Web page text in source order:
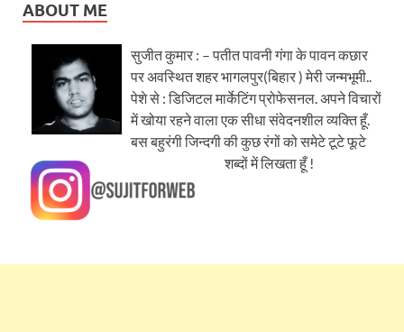
ABOUT ME
सुजीत कुमार : – पतीत पावनी गंगा के पावन कछार
पर अवस्थित शहर भागलपुर(बिहार ) मेरी जन्मभूमी..
पेशे से : डिजिटल मार्केटिंग प्रोफेसनल. अपने विचारों
में खोया रहने वाला एक सीधा संवेदनशील व्यक्ति हूँ.
बस बहुरंगी जिन्दगी की कुछ रंगों को समेटे टूटे फूटे
शब्दों में लिखता हूँ !